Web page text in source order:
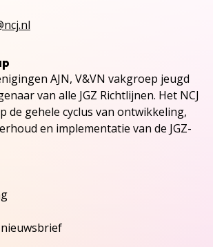
AJN, V&VN vakgroep jeugd
van alle JGZ Richtlijnen. Het NCJ
de gehele cyclus van ontwikkeling,
en implementatie van de JGZ-